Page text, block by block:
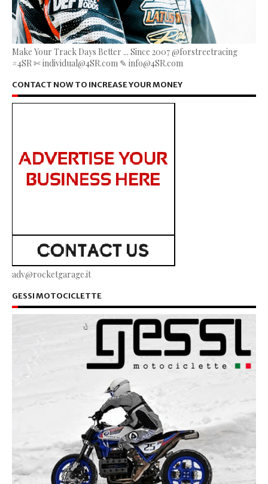
Make Your Track Days Better ... Since 2007 @forstreetracing
#4SR ✄ individual@4SR.com ✎ info@4SR.com
CONTACT NOW TO INCREASE YOUR MONEY
adv@rocketgarage.it
GESSI MOTOCICLETTE